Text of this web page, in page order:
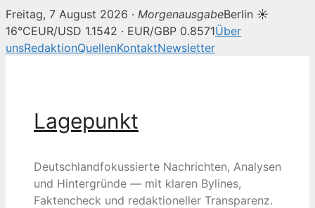
Freitag, 7 August 2026 · MorgenausgabeBerlin ☀
16°CEUR/USD 1.1542 · EUR/GBP 0.8571Über
unsRedaktionQuellenKontaktNewsletter
Lagepunkt
Deutschlandfokussierte Nachrichten, Analysen
und Hintergründe — mit klaren Bylines,
Faktencheck und redaktioneller Transparenz.